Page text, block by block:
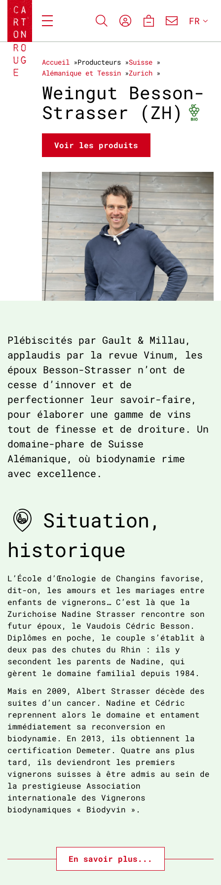
FR
Accueil Producteurs
Suisse
Alémanique et Tessin
Zurich
Weingut Besson-
Strasser (ZH)
Voir les produits
Plébiscités par Gault & Millau,
applaudis par la revue Vinum, les
époux Besson-Strasser n’ont de
cesse d’innover et de
perfectionner leur savoir-faire,
pour élaborer une gamme de vins
tout de finesse et de droiture. Un
domaine-phare de Suisse
Alémanique, où biodynamie rime
avec excellence.
Situation,
historique
L’École d’Œnologie de Changins favorise,
dit-on, les amours et les mariages entre
enfants de vignerons… C’est là que la
Zurichoise Nadine Strasser rencontre son
futur époux, le Vaudois Cédric Besson.
Diplômes en poche, le couple s’établit à
deux pas des chutes du Rhin : ils y
secondent les parents de Nadine, qui
gèrent le domaine familial depuis 1984.
Mais en 2009, Albert Strasser décède des
suites d’un cancer. Nadine et Cédric
reprennent alors le domaine et entament
immédiatement sa reconversion en
biodynamie. En 2013, ils obtiennent la
certification Demeter. Quatre ans plus
tard, ils deviendront les premiers
vignerons suisses à être admis au sein de
la prestigieuse Association
internationale des Vignerons
biodynamiques « Biodyvin ».
En savoir plus...